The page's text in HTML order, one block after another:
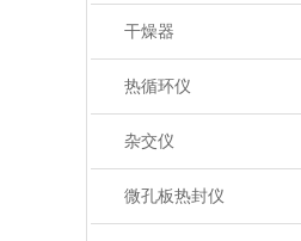
干燥器
热循环仪
杂交仪
微孔板热封仪